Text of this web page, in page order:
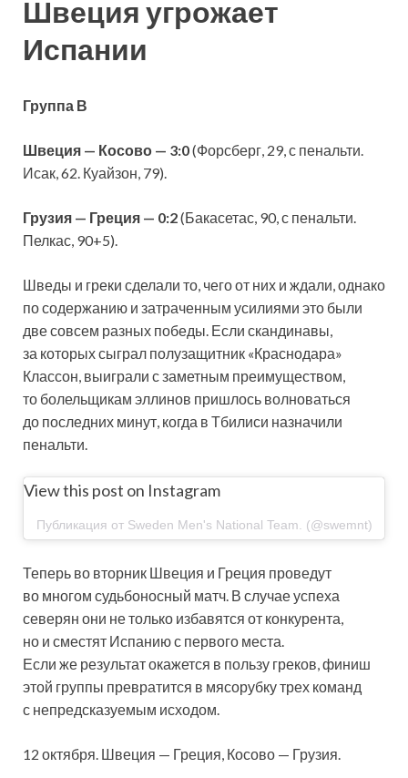
Швеция угрожает
Испании
Группа В
Швеция — Косово — 3:0(Форсберг, 29, с пенальти.
Исак, 62. Куайзон, 79).
Грузия — Греция — 0:2(Бакасетас, 90, с пенальти.
Пелкас, 90+5).
Шведы и греки сделали то, чего от них и ждали, однако
по содержанию и затраченным усилиями это были
две совсем разных победы. Если скандинавы,
за которых сыграл полузащитник «Краснодара»
Классон, выиграли с заметным преимуществом,
то болельщикам эллинов пришлось волноваться
до последних минут, когда в Тбилиси назначили
пенальти.
View this post on Instagram
Публикация от Sweden Men's National Team. (@swemnt)
Теперь во вторник Швеция и Греция проведут
во многом судьбоносный матч. В случае успеха
северян они не только избавятся от конкурента,
но и сместят Испанию с первого места.
Если же результат окажется в пользу греков, финиш
этой группы превратится в мясорубку трех команд
с непредсказуемым исходом.
12 октября. Швеция — Греция, Косово — Грузия.